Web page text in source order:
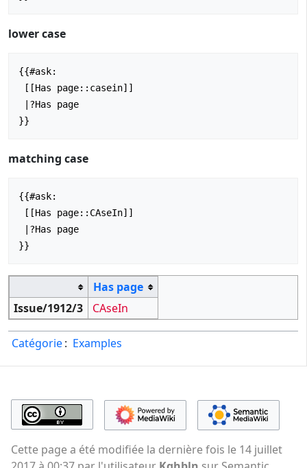
lower case
{{#ask:
matching case
{{#ask:
Has page
Issue/1912/3
CAseIn
Catégorie: Examples
Cette page a été modifiée la dernière fois le 14 juillet